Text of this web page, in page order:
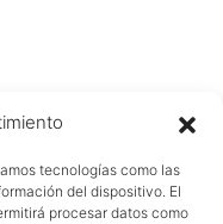
tecnologías como las
del dispositivo. El
procesar datos como